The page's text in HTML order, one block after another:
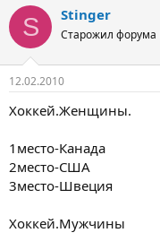
S Stinger
Старожил форума
12.02.2010
Хоккей.Женщины.
1место-Канада
2место-США
3место-Швеция
Хоккей.Мужчины